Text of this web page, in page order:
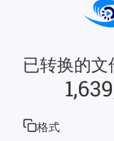
已转换的文
格式